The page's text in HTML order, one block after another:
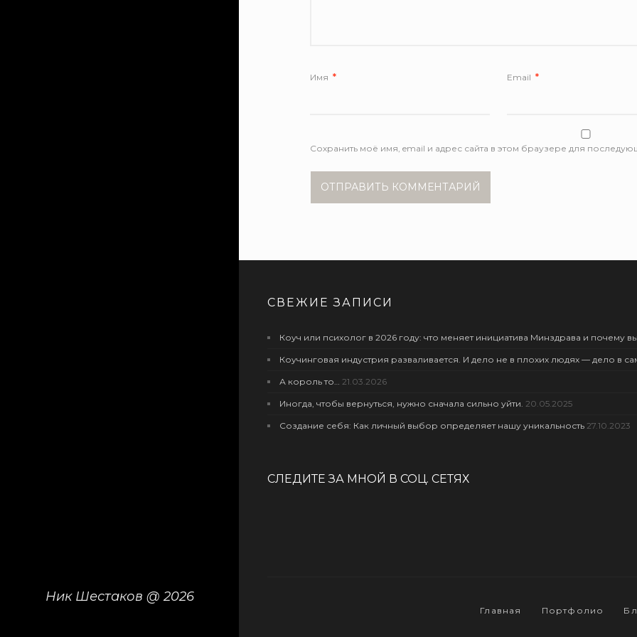
Ник Шестаков @ 2026
Имя * Email *
Сохранить моё имя, email и адрес сайта в этом браузере для
СВЕЖИЕ ЗАПИСИ
Коуч или психолог в 2026 году: что меняет инициатива Минздрава и почему
Коучинговая индустрия разваливается. И дело не в плохих людях — дело в
А король то… 21.03.2026
Иногда, чтобы вернуться, нужно сначала сильно уйти. 20.05.2025
Создание себя: Как личный выбор определяет нашу уникальность 27.10.2023
СЛЕДИТЕ ЗА МНОЙ В СОЦ. СЕТЯХ
Главная Портфолио